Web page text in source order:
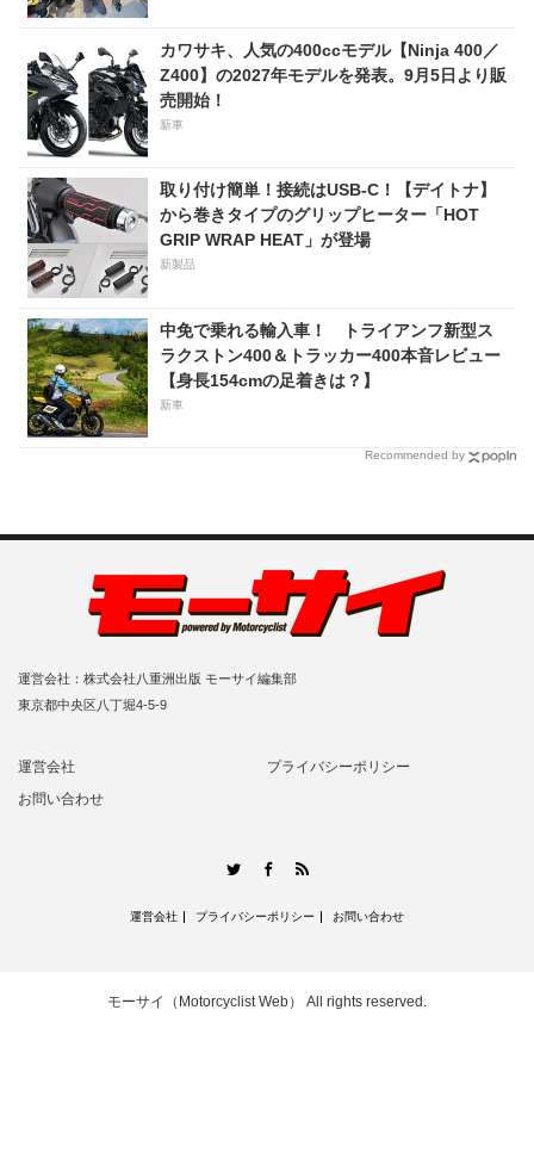
カワサキ、人気の400ccモデル【Ninja 400／
Z400】の2027年モデルを発表。9月5日より販
売開始！
新車
取り付け簡単！接続はUSB-C！【デイトナ】
から巻きタイプのグリップヒーター「HOT
GRIP WRAP HEAT」が登場
新製品
中免で乗れる輸入車！ トライアンフ新型ス
ラクストン400＆トラッカー400本音レビュー
【身長154cmの足着きは？】
新車
Recommended by
運営会社：株式会社八重洲出版 モーサイ編集部
東京都中央区八丁堀4-5-9
運営会社
プライバシーポリシー
お問い合わせ
TwitterFacebook
運営会社 プライバシーポリシー お問い合わせ
モーサイ（Motorcyclist Web） All rights reserved.